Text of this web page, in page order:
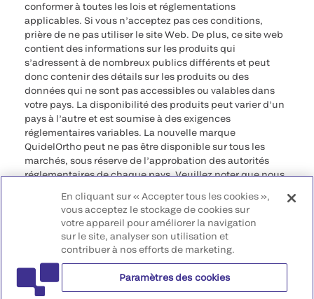
conformer à toutes les lois et réglementations
applicables. Si vous n’acceptez pas ces conditions,
prière de ne pas utiliser le site Web. De plus, ce site web
contient des informations sur les produits qui
s’adressent à de nombreux publics différents et peut
donc contenir des détails sur les produits ou des
données qui ne sont pas accessibles ou valables dans
votre pays. La disponibilité des produits peut varier d’un
pays à l’autre et est soumise à des exigences
réglementaires variables. La nouvelle marque
QuidelOrtho peut ne pas être disponible sur tous les
marchés, sous réserve de l’approbation des autorités
réglementaires de chaque pays. Veuillez noter que nous
informations qui risquent de ne pas être conformes à
toute procédure légale, réglementation, enregistrement
ou usage dans votre pays d’origine.
©2026 QuidelOrtho Corporation. Tous droits réservés.
QuidelOrtho Corporation
En cliquant sur « Accepter tous les cookies »,
vous acceptez le stockage de cookies sur
votre appareil pour améliorer la navigation
sur le site, analyser son utilisation et
contribuer à nos efforts de marketing.
Paramètres des cookies